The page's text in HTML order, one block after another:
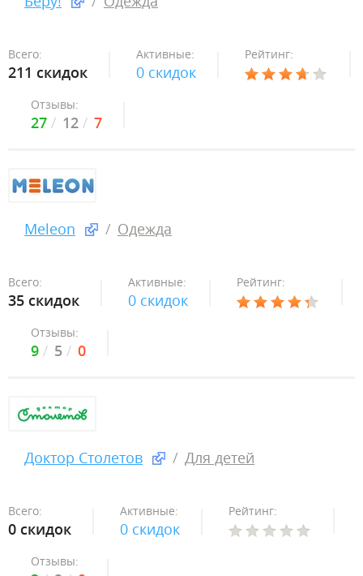
Всего:
211 скидок
Активные:
0 скидок
Рейтинг:
Отзывы:
27 12 7
Meleon Одежда
Всего:
35 скидок
Активные:
0 скидок
Рейтинг:
Отзывы:
9 5 0
Доктор Столетов Для детей
Всего:
0 скидок
Активные:
0 скидок
Рейтинг:
Отзывы: